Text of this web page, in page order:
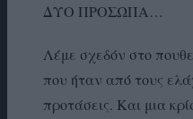
ΔΥΟ ΠΡΟΣΩΠΑ…
Λέμε σχεδόν στο
που ήταν από τους
προτάσεις. Και μια